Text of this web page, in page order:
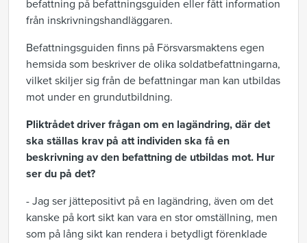
befattning på befattningsguiden eller fått information
från inskrivningshandläggaren.
Befattningsguiden finns på Försvarsmaktens egen
hemsida som beskriver de olika soldatbefattningarna,
vilket skiljer sig från de befattningar man kan utbildas
mot under en grundutbildning.
Pliktrådet driver frågan om en lagändring, där det
ska ställas krav på att individen ska få en
beskrivning av den befattning de utbildas mot. Hur
ser du på det?
- Jag ser jättepositivt på en lagändring, även om det
kanske på kort sikt kan vara en stor omställning, men
som på lång sikt kan rendera i betydligt förenklade